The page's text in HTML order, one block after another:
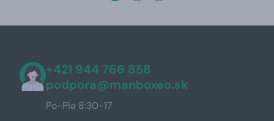
+421 944 766 858
podpora@manboxeo.sk
Po-Pia 8:30-17